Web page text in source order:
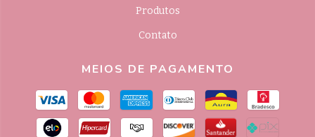
Produtos
Contato
MEIOS DE PAGAMENTO